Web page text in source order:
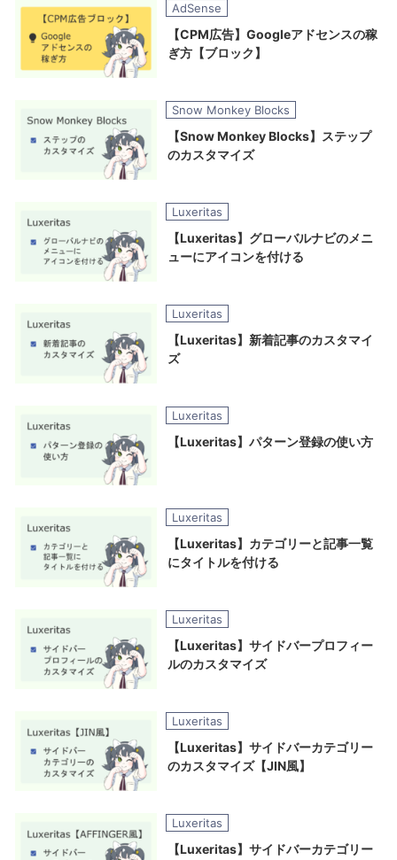
AdSense
【CPM広告】Googleアドセンスの稼
ぎ方【ブロック】
Snow Monkey Blocks
【Snow Monkey Blocks】ステップ
のカスタマイズ
Luxeritas
【Luxeritas】グローバルナビのメニ
ューにアイコンを付ける
Luxeritas
【Luxeritas】新着記事のカスタマイ
ズ
Luxeritas
【Luxeritas】パターン登録の使い方
Luxeritas
【Luxeritas】カテゴリーと記事一覧
にタイトルを付ける
Luxeritas
【Luxeritas】サイドバープロフィー
ルのカスタマイズ
Luxeritas
【Luxeritas】サイドバーカテゴリー
のカスタマイズ【JIN風】
Luxeritas
【Luxeritas】サイドバーカテゴリー